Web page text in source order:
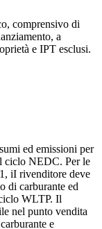
comprensivo di
a
e IPT esclusi.
ed emissioni per
ciclo NEDC. Per le
iI rivenditore deve
di carburante ed
WLTP. Il
nel punto vendita
e